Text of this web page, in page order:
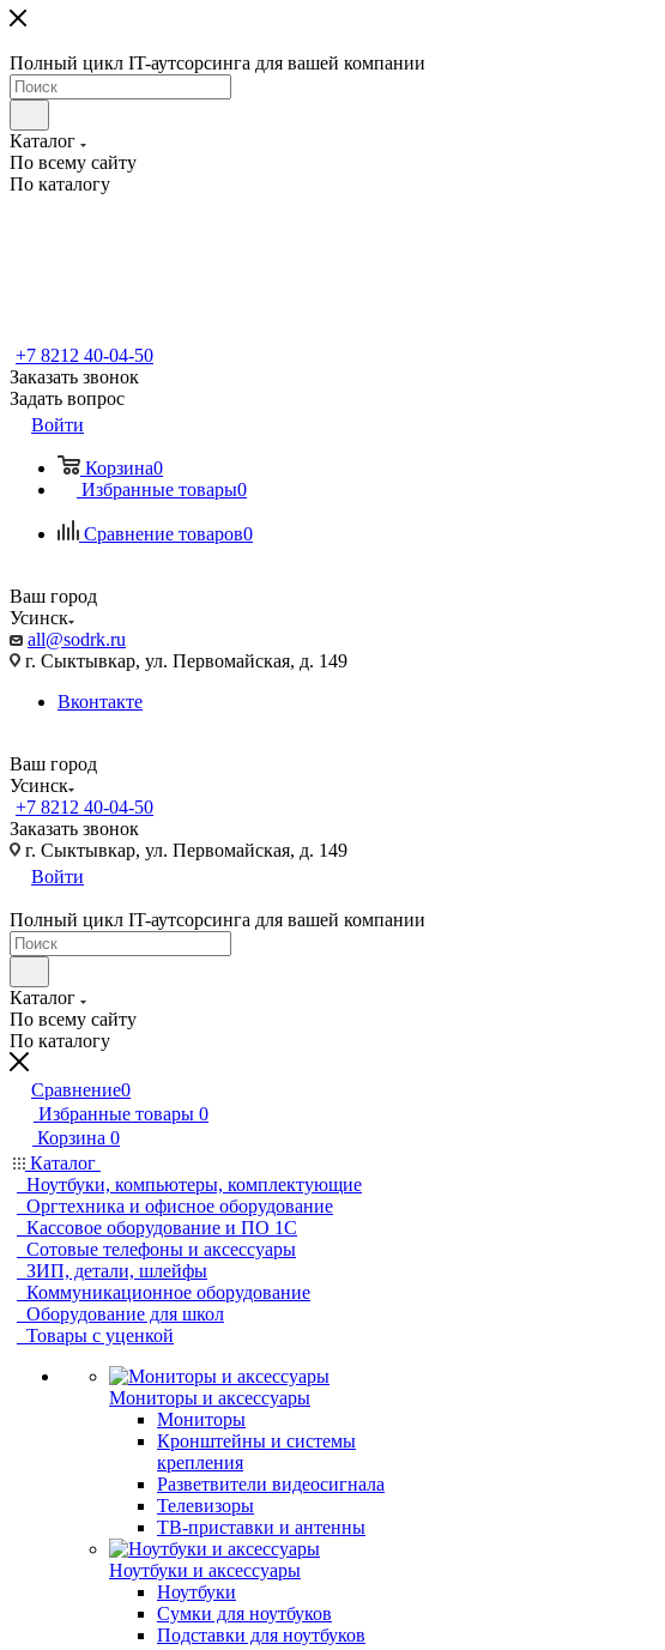
Полный цикл IT-аутсорсинга для вашей компании
Каталог
По всему сайту
По каталогу
+7 8212 40-04-50
Заказать звонок
Задать вопрос
Войти
Корзина0
Избранные товары0
Сравнение товаров0
Ваш город
Усинск
all@sodrk.ru
г. Сыктывкар, ул. Первомайская, д. 149
Вконтакте
Ваш город
Усинск
+7 8212 40-04-50
Заказать звонок
г. Сыктывкар, ул. Первомайская, д. 149
Войти
Полный цикл IT-аутсорсинга для вашей компании
Каталог
По всему сайту
По каталогу
Сравнение0
Избранные товары 0
Корзина 0
Каталог
Ноутбуки, компьютеры, комплектующие
Оргтехника и офисное оборудование
Кассовое оборудование и ПО 1С
Сотовые телефоны и аксессуары
ЗИП, детали, шлейфы
Коммуникационное оборудование
Оборудование для школ
Товары с уценкой
Мониторы и аксессуары
Мониторы
Кронштейны и системы
крепления
Разветвители видеосигнала
Телевизоры
ТВ-приставки и антенны
Ноутбуки и аксессуары
Ноутбуки
Сумки для ноутбуков
Подставки для ноутбуков